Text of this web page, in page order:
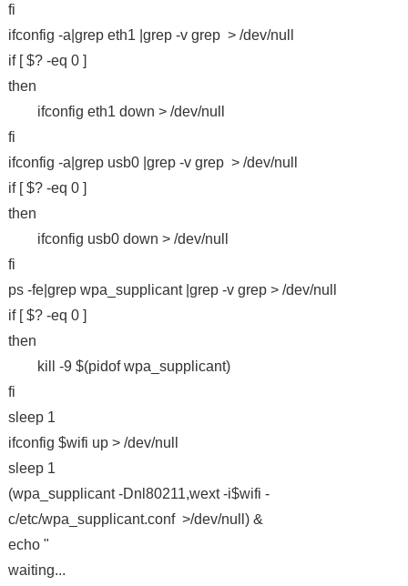
fi
ifconfig -a|grep eth1 |grep -v grep > /dev/null
if [ $? -eq 0 ]
then
ifconfig eth1 down > /dev/null
fi
ifconfig -a|grep usb0 |grep -v grep > /dev/null
if [ $? -eq 0 ]
then
ifconfig usb0 down > /dev/null
fi
ps -fe|grep wpa_supplicant |grep -v grep > /dev/null
if [ $? -eq 0 ]
then
kill -9 $(pidof wpa_supplicant)
fi
sleep 1
ifconfig $wifi up > /dev/null
sleep 1
(wpa_supplicant -Dnl80211,wext -i$wifi -
c/etc/wpa_supplicant.conf >/dev/null) &
echo "
waiting...